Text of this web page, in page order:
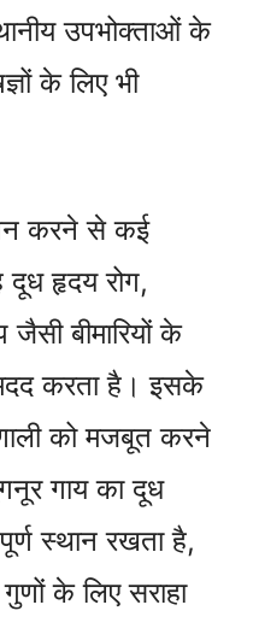
उपभोक्ताओं के
के लिए भी
करने से कई
दूध हृदय रोग,
बीमारियों के
करता है। इसके
को मजबूत करने
गाय का दूध
स्थान रखता है,
के लिए सराहा